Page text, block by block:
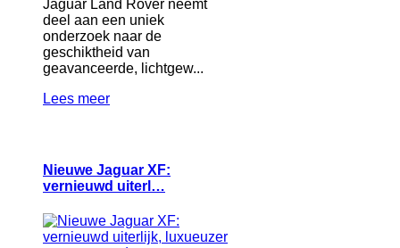
Jaguar Land Rover neemt
deel aan een uniek
onderzoek naar de
geschiktheid van
geavanceerde, lichtgew...
Lees meer
Nieuwe Jaguar XF:
vernieuwd uiterl…